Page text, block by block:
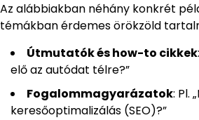
Az alábbiakban néhány konkrét
témákban érdemes örökzöld
Útmutatók és how-to cikkek
elő az autódat télre?”
Fogalommagyarázatok: Pl.
keresőoptimalizálás (SEO)?”